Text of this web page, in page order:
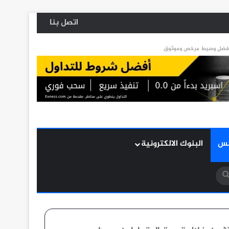
اتصل بنا
البنوك الالكترونية
بحث
عن